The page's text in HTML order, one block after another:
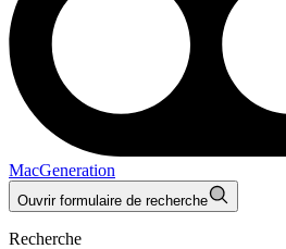
MacGeneration
Ouvrir formulaire de recherche
Recherche